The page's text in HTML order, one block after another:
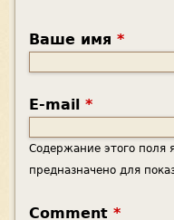
Ваше имя *
E-mail *
Содержание этого поля
предназначено для
Comment *